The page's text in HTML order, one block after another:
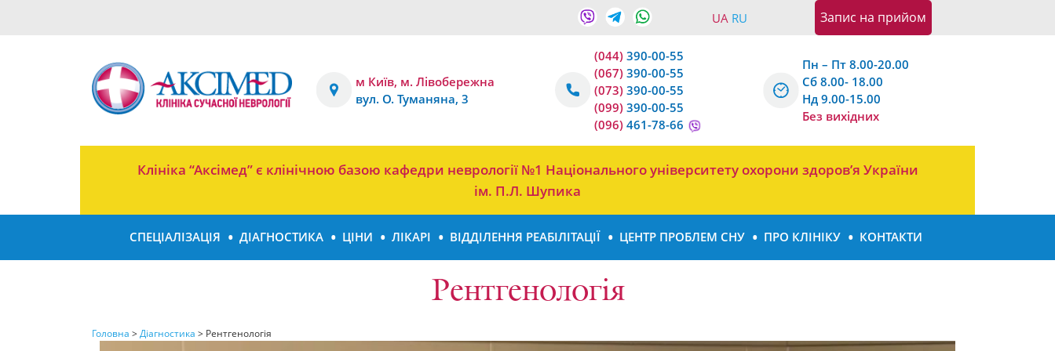
UA RU Запис на прийом
м Київ, м. Лівобережна
вул. О. Туманяна, 3
(044) 390-00-55
(067) 390-00-55
(073) 390-00-55
(099) 390-00-55
(096) 461-78-66
Пн – Пт 8.00-20.00
Сб 8.00- 18.00
Нд 9.00-15.00
Без вихідних
Клініка “Аксімед” є клінічною базою кафедри неврології №1 Національного університету охорони здоров’я України
ім. П.Л. Шупика
СПЕЦІАЛІЗАЦІЯ ДІАГНОСТИКА ЦІНИ ЛІКАРІ ВІДДІЛЕННЯ РЕАБІЛІТАЦІЇ ЦЕНТР ПРОБЛЕМ СНУ ПРО КЛІНІКУ КОНТАКТИ
Рентгенологія
Головна >Діагностика > Рентгенологія